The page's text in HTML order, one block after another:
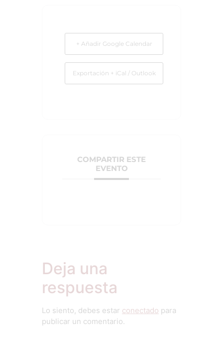
+ Añadir Google Calendar
Exportación + iCal / Outlook
COMPARTIR ESTE
EVENTO
Deja una
respuesta
Lo siento, debes estar conectado para
publicar un comentario.